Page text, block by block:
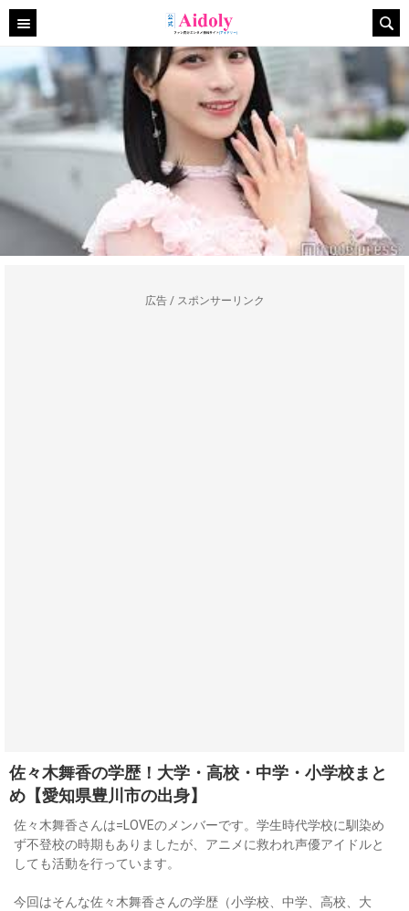
広告 / スポンサーリンク
佐々木舞香の学歴！大学・高校・中学・小学校まと
め【愛知県豊川市の出身】
佐々木舞香さんは=LOVEのメンバーです。学生時代学校に馴染め
ず不登校の時期もありましたが、アニメに救われ声優アイドルと
しても活動を行っています。
今回はそんな佐々木舞香さんの学歴（小学校、中学、高校、大